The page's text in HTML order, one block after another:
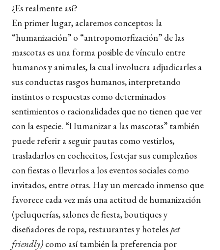
¿Es realmente así?
En primer lugar, aclaremos conceptos: la
“humanización” o “antropomorfización” de las
mascotas es una forma posible de vínculo entre
humanos y animales, la cual involucra adjudicarles a
sus conductas rasgos humanos, interpretando
instintos o respuestas como determinados
sentimientos o racionalidades que no tienen que ver
con la especie. “Humanizar a las mascotas” también
puede referir a seguir pautas como vestirlos,
trasladarlos en cochecitos, festejar sus cumpleaños
con fiestas o llevarlos a los eventos sociales como
invitados, entre otras. Hay un mercado inmenso que
favorece cada vez más una actitud de humanización
(peluquerías, salones de fiesta, boutiques y
diseñadores de ropa, restaurantes y hotelespet
friendly) como así también la preferencia por